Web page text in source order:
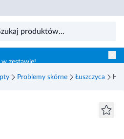
zestawie!
Problemy skórne Łuszczyca